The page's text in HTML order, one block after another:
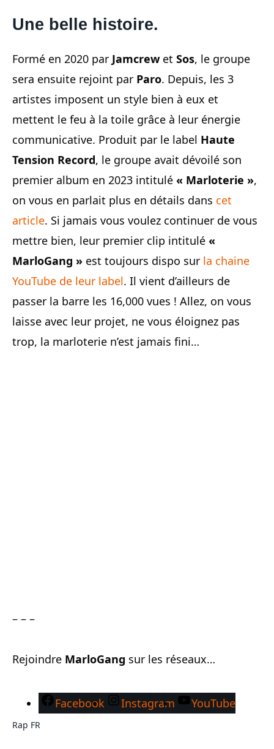
Une belle histoire.
Formé en 2020 par Jamcrewet Sos, le groupe
sera ensuite rejoint par Paro. Depuis, les 3
artistes imposent un style bien à eux et
mettent le feu à la toile grâce à leur énergie
communicative. Produit par le label Haute
Tension Record, le groupe avait dévoilé son
premier album en 2023 intitulé « Marloterie »,
on vous en parlait plus en détails dans cet
article. Si jamais vous voulez continuer de vous
mettre bien, leur premier clip intitulé «
MarloGang » est toujours dispo sur la chaine
YouTube de leur label. Il vient d’ailleurs de
passer la barre les 16,000 vues ! Allez, on vous
laisse avec leur projet, ne vous éloignez pas
trop, la marloterie n’est jamais fini…
– – –
Rejoindre MarloGang sur les réseaux…
Facebook Instagram YouTube
Rap FR